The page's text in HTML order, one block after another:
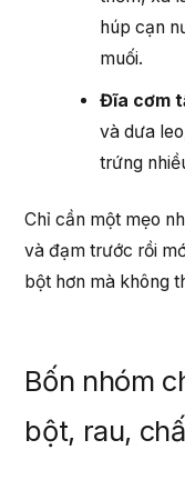
húp cạn
muối.
Đĩa cơm
và dưa
trứng
Chỉ cần một mẹo
và đạm trước rồi
bột hơn mà không
Bốn nhóm
bột, rau,